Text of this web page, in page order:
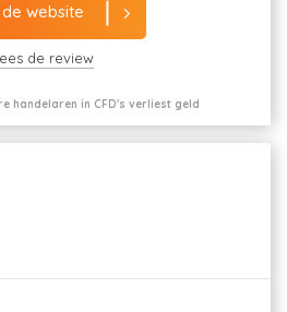
website
de review
handelaren in CFD's verliest geld